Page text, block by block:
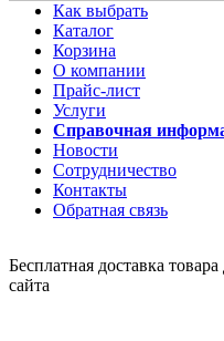
Как выбрать
Каталог
Корзина
О компании
Прайс-лист
Услуги
Справочная
Новости
Сотрудничество
Контакты
Обратная связь
Бесплатная доставка
сайта